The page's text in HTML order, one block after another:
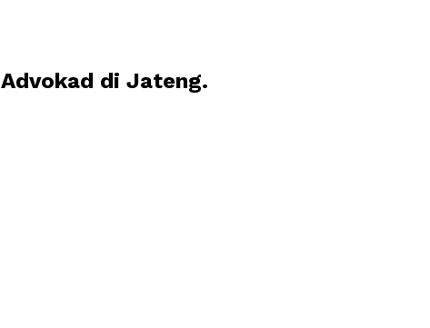
di Jateng.